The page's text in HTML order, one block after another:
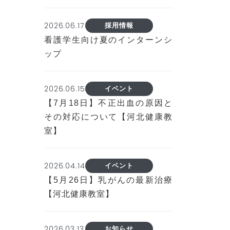
2026.06.17 採用情報
看護学生向け夏のインターンシ
ップ
2026.06.15 イベント
【7月18日】不正出血の原因と
その対応について【河北健康教
室】
2026.04.14 イベント
【5月26日】乳がんの最新治療
【河北健康教室】